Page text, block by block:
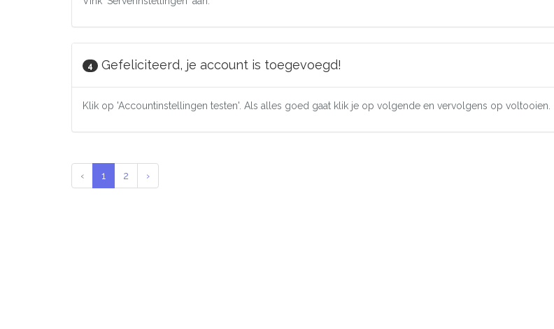
4 Gefeliciteerd, je account is toegevoegd!
Klik op 'Accountinstellingen testen'. Als alles goed gaat klik je op volgende en vervolgens op voltooien.
‹ 1 2 ›